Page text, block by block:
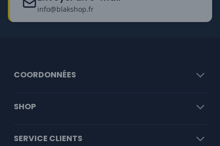
info@blakshop.fr
COORDONNÉES
SHOP
SERVICE CLIENTS